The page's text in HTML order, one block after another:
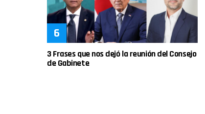
3 Frases que nos dejó la reunión del Consejo
de Gabinete